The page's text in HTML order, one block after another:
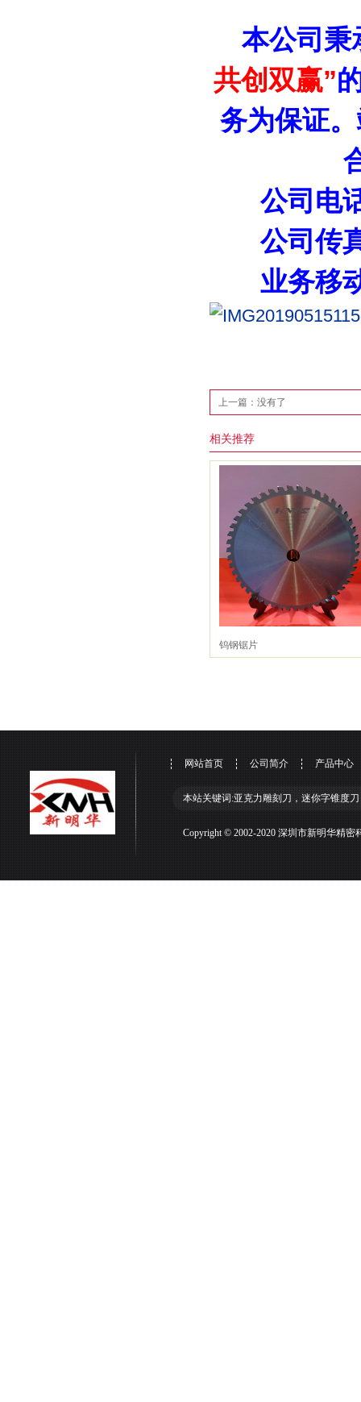
本公司秉
共创双赢”
务为保证
公司电
公司传
业务移
上一篇：没有了
相关推荐
钨钢锯片
网站首页 公司简介 产品中心
本站关键词:亚克力雕刻刀，迷你字锥度
Copyright © 2002-2020 深圳市新明华精